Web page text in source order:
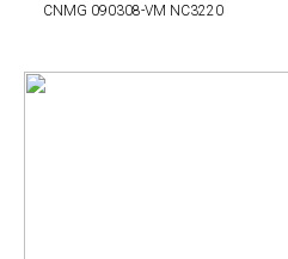
CNMG 090308-VM NC3220